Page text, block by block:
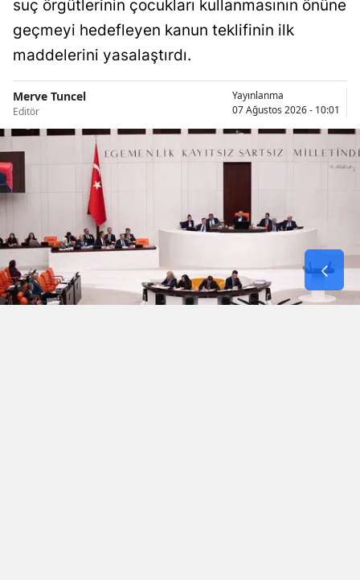
suç örgütlerinin çocukları kullanmasının önüne
geçmeyi hedefleyen kanun teklifinin ilk
maddelerini yasalaştırdı.
Merve Tuncel
Editör
Yayınlanma
07 Ağustos 2026 - 10:01